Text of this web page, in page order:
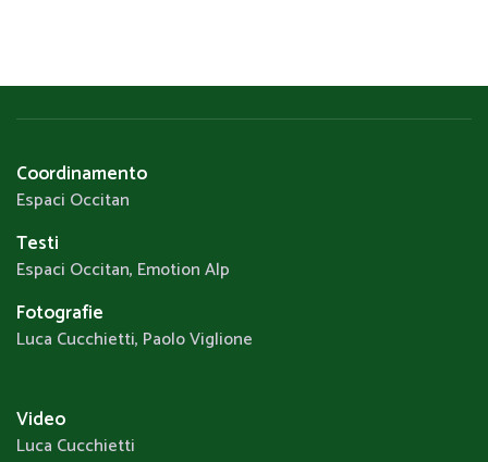
Coordinamento
Espaci Occitan
Testi
Espaci Occitan, Emotion Alp
Fotografie
Luca Cucchietti, Paolo Viglione
Video
Luca Cucchietti